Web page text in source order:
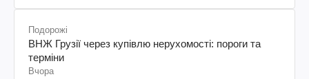
Подорожі
ВНЖ Грузії через купівлю нерухомості: пороги та
терміни
Вчора